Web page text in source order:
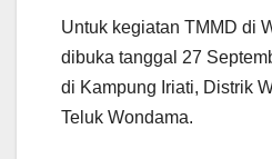
Untuk kegiatan TMMD di
dibuka tanggal 27
di Kampung Iriati, Distrik
Teluk Wondama.